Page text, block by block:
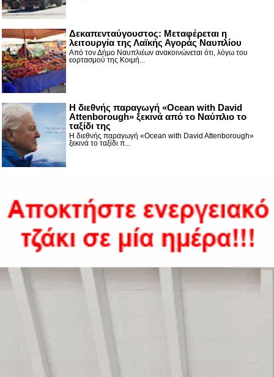
Δεκαπενταύγουστος: Μεταφέρεται η
λειτουργία της Λαϊκής Αγοράς Ναυπλίου
Από τον Δήμο Ναυπλιέων ανακοινώνεται ότι, λόγω του
εορτασμού της Κοιμή...
Η διεθνής παραγωγή «Ocean with David
Attenborough» ξεκινά από το Ναύπλιο το
ταξίδι της
Η διεθνής παραγωγή «Ocean with David Attenborough»
ξεκινά το ταξίδι π...